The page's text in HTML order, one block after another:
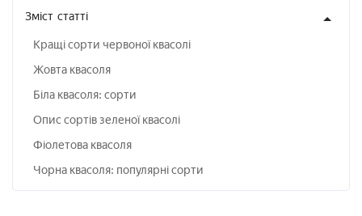
Зміст статті
Кращі сорти червоної квасолі
Жовта квасоля
Біла квасоля: сорти
Опис сортів зеленої квасолі
Фіолетова квасоля
Чорна квасоля: популярні сорти